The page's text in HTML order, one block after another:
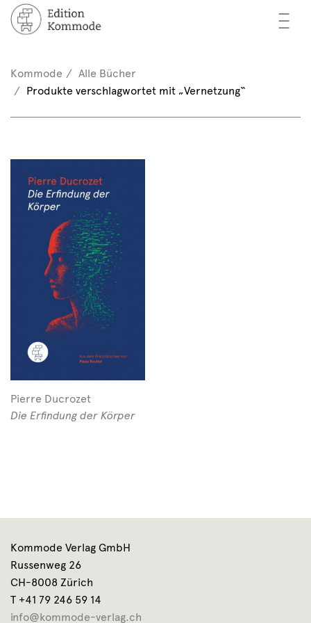
—
—
—
/ Registrieren
(0)
Kommode
Alle Bücher
Produkte verschlagwortet mit „Vernetzung“
Pierre Ducrozet
Die Erfindung der Körper
Kommode Verlag GmbH
Russenweg 26
CH-8008 Zürich
T +41 79 246 59 14
info@kommode-verlag.ch